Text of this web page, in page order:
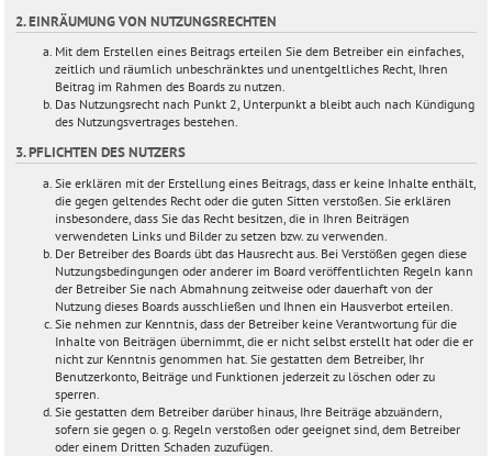
2. EINRÄUMUNG VON NUTZUNGSRECHTEN
Mit dem Erstellen eines Beitrags erteilen Sie dem Betreiber ein einfaches,
zeitlich und räumlich unbeschränktes und unentgeltliches Recht, Ihren
Beitrag im Rahmen des Boards zu nutzen.
Das Nutzungsrecht nach Punkt 2, Unterpunkt a bleibt auch nach Kündigung
des Nutzungsvertrages bestehen.
3. PFLICHTEN DES NUTZERS
Sie erklären mit der Erstellung eines Beitrags, dass er keine Inhalte enthält,
die gegen geltendes Recht oder die guten Sitten verstoßen. Sie erklären
insbesondere, dass Sie das Recht besitzen, die in Ihren Beiträgen
verwendeten Links und Bilder zu setzen bzw. zu verwenden.
Der Betreiber des Boards übt das Hausrecht aus. Bei Verstößen gegen diese
Nutzungsbedingungen oder anderer im Board veröffentlichten Regeln kann
der Betreiber Sie nach Abmahnung zeitweise oder dauerhaft von der
Nutzung dieses Boards ausschließen und Ihnen ein Hausverbot erteilen.
Sie nehmen zur Kenntnis, dass der Betreiber keine Verantwortung für die
Inhalte von Beiträgen übernimmt, die er nicht selbst erstellt hat oder die er
nicht zur Kenntnis genommen hat. Sie gestatten dem Betreiber, Ihr
Benutzerkonto, Beiträge und Funktionen jederzeit zu löschen oder zu
sperren.
Sie gestatten dem Betreiber darüber hinaus, Ihre Beiträge abzuändern,
sofern sie gegen o. g. Regeln verstoßen oder geeignet sind, dem Betreiber
oder einem Dritten Schaden zuzufügen.